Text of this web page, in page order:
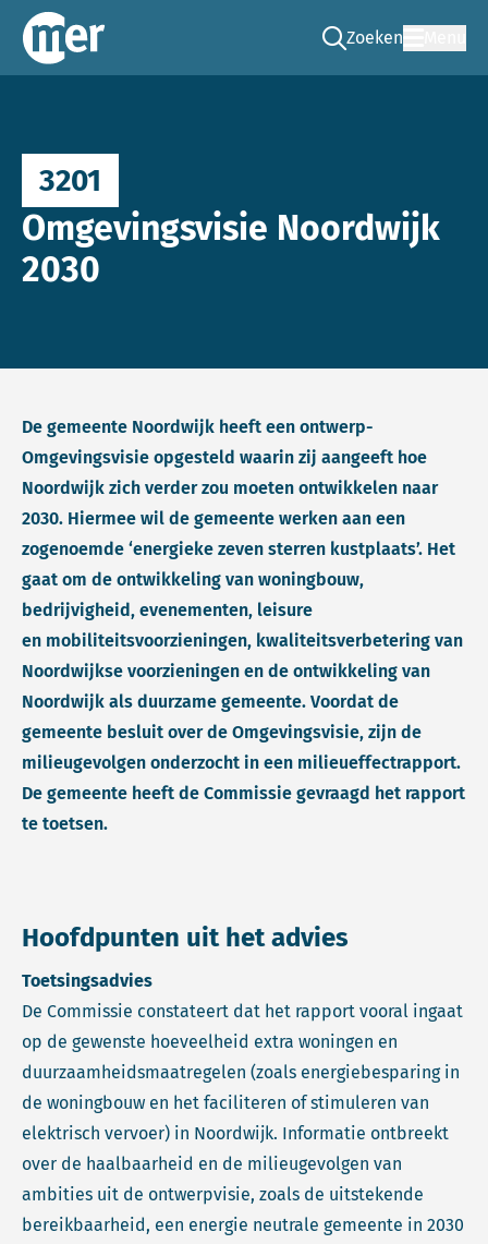
Commissie mer
Zoeken
Ga naar de zoek
3201
Omgevingsvisie Noordwijk
2030
De gemeente Noordwijk heeft een ontwerp-
Omgevingsvisie opgesteld waarin zij aangeeft hoe
Noordwijk zich verder zou moeten ontwikkelen naar
2030. Hiermee wil de gemeente werken aan een
zogenoemde ‘energieke zeven sterren kustplaats’. Het
gaat om de ontwikkeling van woningbouw,
bedrijvigheid, evenementen, leisure
en mobiliteitsvoorzieningen, kwaliteitsverbetering van
Noordwijkse voorzieningen en de ontwikkeling van
Noordwijk als duurzame gemeente. Voordat de
gemeente besluit over de Omgevingsvisie, zijn de
milieugevolgen onderzocht in een milieueffectrapport.
De gemeente heeft de Commissie gevraagd het rapport
te toetsen.
Hoofdpunten uit het advies
Toetsingsadvies
De Commissie constateert dat het rapport vooral ingaat
op de gewenste hoeveelheid extra woningen en
duurzaamheidsmaatregelen (zoals energiebesparing in
de woningbouw en het faciliteren of stimuleren van
elektrisch vervoer) in Noordwijk. Informatie ontbreekt
over de haalbaarheid en de milieugevolgen van
ambities uit de ontwerpvisie, zoals de uitstekende
bereikbaarheid, een energie neutrale gemeente in 2030